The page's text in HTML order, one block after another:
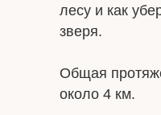
лесу и как
зверя.
Общая
около 4 км.